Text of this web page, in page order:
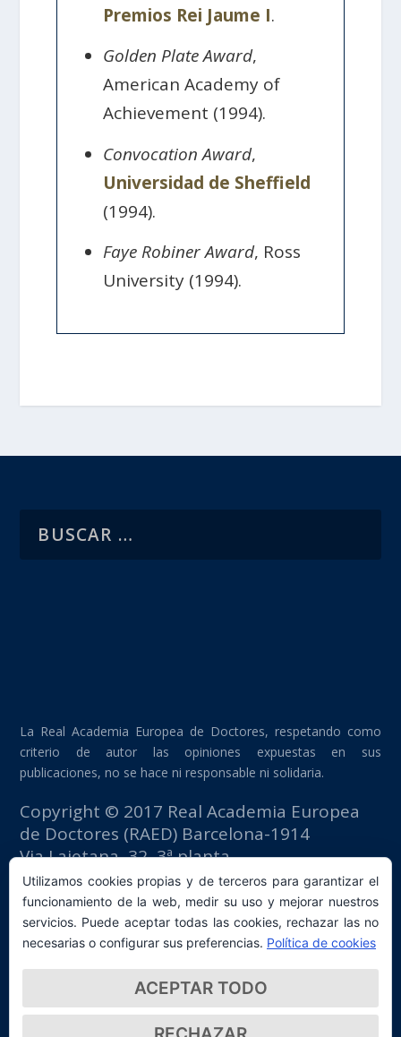
Premios Rei Jaume I.
Golden Plate Award,
American Academy of
Achievement (1994).
Convocation Award,
Universidad de Sheffield
(1994).
Faye Robiner Award, Ross
University (1994).
La Real Academia Europea de Doctores, respetando como
criterio de autor las opiniones expuestas en sus
publicaciones, no se hace ni responsable ni solidaria.
Copyright © 2017 Real Academia Europea
de Doctores (RAED) Barcelona-1914
Via Laietana, 32, 3ª planta
Edificio Fomento del Trabajo
08003 Barcelona (España)
tlf: +34 93 667 40 54
secretaria@raed.academy
Contacto y suscripción Newsletter
Política de privacidad
Utilizamos cookies propias y de terceros para garantizar el
funcionamiento de la web, medir su uso y mejorar nuestros
servicios. Puede aceptar todas las cookies, rechazar las no
necesarias o configurar sus preferencias. Política de cookies
ACEPTAR TODO